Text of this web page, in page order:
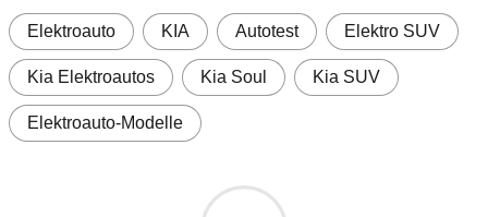
Elektroauto KIA Autotest Elektro SUV
Kia Elektroautos Kia Soul Kia SUV
Elektroauto-Modelle